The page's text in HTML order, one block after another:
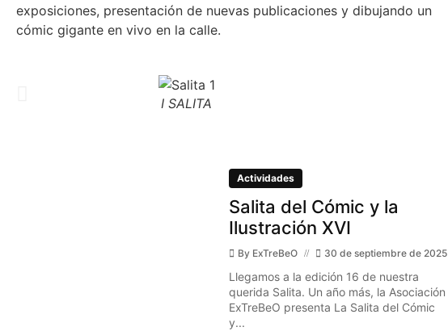
exposiciones, presentación de nuevas publicaciones y dibujando un
cómic gigante en vivo en la calle.
I SALITA
Actividades
Salita del Cómic y la
Ilustración XVI
By ExTreBeO 30 de septiembre de 2025
Llegamos a la edición 16 de nuestra
querida Salita. Un año más, la Asociación
ExTreBeO presenta La Salita del Cómic
y...